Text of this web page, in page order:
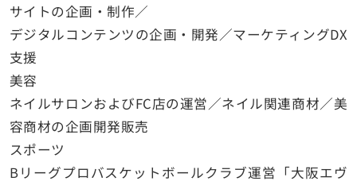
サイトの企画・制作／
デジタルコンテンツの企画・開発／マーケティングDX
支援
美容
ネイルサロンおよびFC店の運営／ネイル関連商材／美
容商材の企画開発販売
スポーツ
Bリーグプロバスケットボールクラブ運営「大阪エヴ